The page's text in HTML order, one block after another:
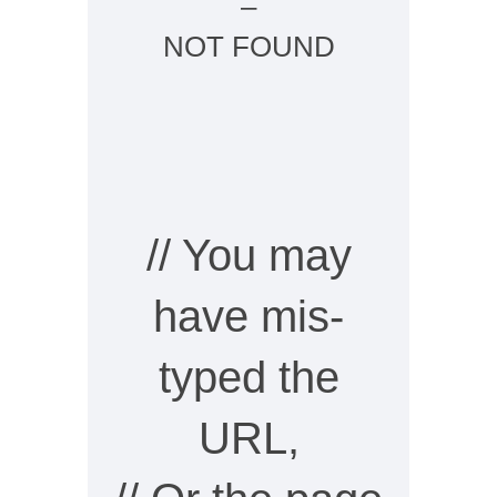
–
NOT FOUND
// You may
have mis-
typed the
URL,